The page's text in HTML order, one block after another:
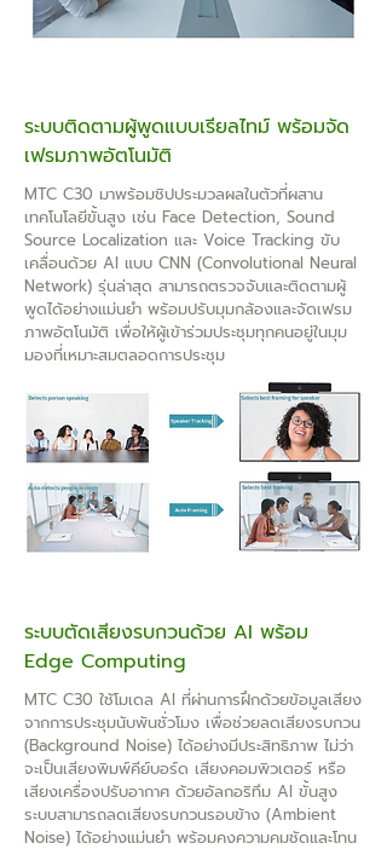
ระบบติดตามผู้พูดแบบเรียลไทม์ พร้อมจัด
เฟรมภาพอัตโนมัติ
MTC C30 มาพร้อมชิปประมวลผลในตัวที่ผสาน
เทคโนโลยีขั้นสูง เช่น Face Detection, Sound
Source Localization และ Voice Tracking ขับ
เคลื่อนด้วย AI แบบ CNN (Convolutional Neural
Network) รุ่นล่าสุด สามารถตรวจจับและติดตามผู้
พูดได้อย่างแม่นยำ พร้อมปรับมุมกล้องและจัดเฟรม
ภาพอัตโนมัติ เพื่อให้ผู้เข้าร่วมประชุมทุกคนอยู่ในมุม
มองที่เหมาะสมตลอดการประชุม
ระบบตัดเสียงรบกวนด้วย AI พร้อม
Edge Computing
MTC C30 ใช้โมเดล AI ที่ผ่านการฝึกด้วยข้อมูลเสียง
จากการประชุมนับพันชั่วโมง เพื่อช่วยลดเสียงรบกวน
(Background Noise) ได้อย่างมีประสิทธิภาพ ไม่ว่า
จะเป็นเสียงพิมพ์คีย์บอร์ด เสียงคอมพิวเตอร์ หรือ
เสียงเครื่องปรับอากาศ ด้วยอัลกอริทึม AI ขั้นสูง
ระบบสามารถลดเสียงรบกวนรอบข้าง (Ambient
Noise) ได้อย่างแม่นยำ พร้อมคงความคมชัดและโทน